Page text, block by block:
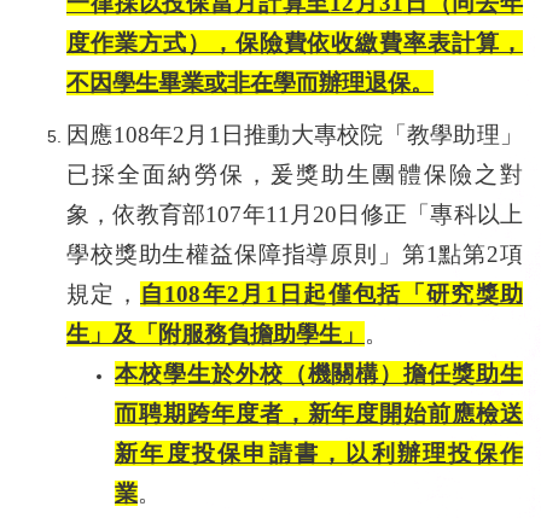
度作業方式），保險費依收繳費率表計算，
不因學生畢業或非在學而辦理退保。
因應108年2月1日推動大專校院「教學助理」
已採全面納勞保，爰獎助生團體保險之對
象，依教育部107年11月20日修正「專科以上
學校獎助生權益保障指導原則」第1點第2項
規定， 自108年2月1日起僅包括「研究獎助
生」及「附服務負擔助學生」 。
本校學生於外校（機關構）擔任獎助生
而聘期跨年度者，新年度開始前應檢送
新年度投保申請書，以利辦理投保作
業。